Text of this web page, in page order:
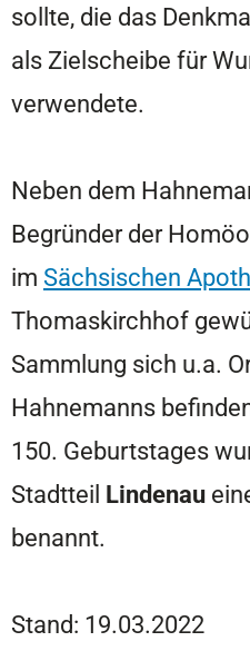
sollte, die das
als Zielscheibe für
verwendete.
Neben dem
Begründer der
im Sächsischen
Thomaskirchhof
Sammlung sich u.a.
Hahnemanns
150. Geburtstages
Stadtteil Lindenau
benannt.
Stand: 19.03.2022